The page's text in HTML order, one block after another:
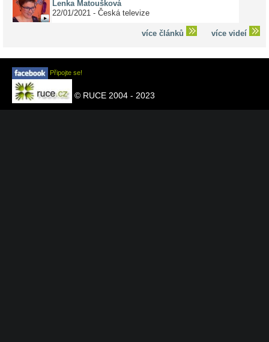
Lenka Matoušková
22/01/2021 - Česká televize
více článků více videí
Připojte se!
© RUCE 2004 - 2023